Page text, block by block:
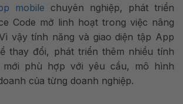
mobile chuyên nghiệp, phát triển
Code mở linh hoạt trong việc nâng
vậy tính năng và giao diện tập App
thay đổi, phát triển thêm nhiều tính
mới phù hợp với yêu cầu, mô hình
của từng doanh nghiệp.